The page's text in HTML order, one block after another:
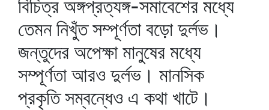
বিচিত্র অঙ্গপ্রত্যঙ্গ-সমাবেশের মধ্যে
তেমন নিখুঁত সম্পূর্ণতা বড়ো দুর্লভ।
জন্তুদের অপেক্ষা মানুষের মধ্যে
সম্পূর্ণতা আরও দুর্লভ। মানসিক
প্রকৃতি সম্বন্ধেও এ কথা খাটে।